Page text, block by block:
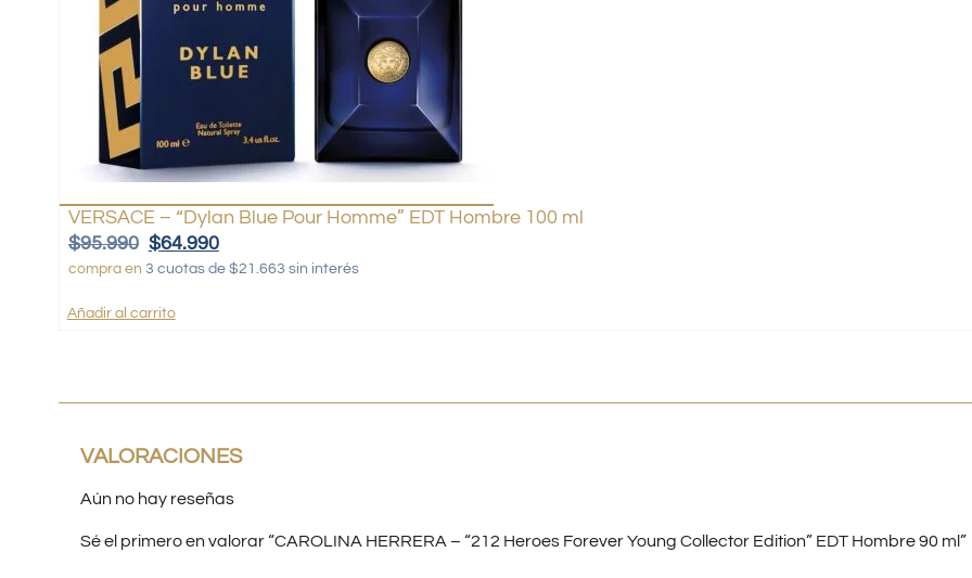
VERSACE – “Dylan Blue Pour Homme” EDT Hombre 100 ml
$95.990 $64.990
compra en 3 cuotas de $21.663 sin interés
Añadir al carrito
VALORACIONES
Aún no hay reseñas
Sé el primero en valorar “CAROLINA HERRERA – “212 Heroes Forever Young Collector Edition” EDT Hombre 90 ml”